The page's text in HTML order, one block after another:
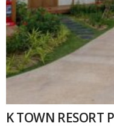
K TOWN RESORT